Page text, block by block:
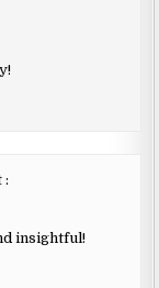
:
insightful!